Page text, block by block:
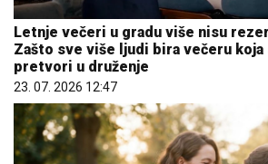
Letnje večeri u gradu više nisu
Zašto sve više ljudi bira večeru koja
pretvori u druženje
23. 07. 2026 12:47